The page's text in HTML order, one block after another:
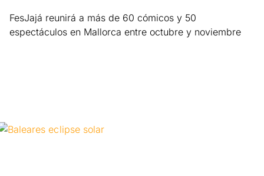
FesJajá reunirá a más de 60 cómicos y 50
espectáculos en Mallorca entre octubre y noviembre